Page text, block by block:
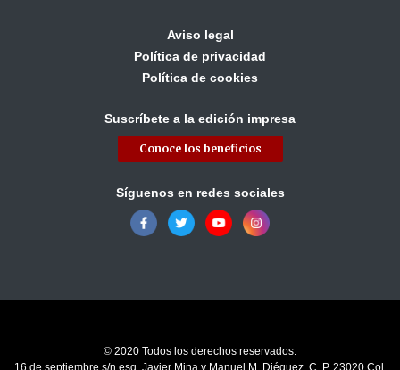
Aviso legal
Política de privacidad
Política de cookies
Suscríbete a la edición impresa
Conoce los beneficios
Síguenos en redes sociales
© 2020 Todos los derechos reservados.
16 de septiembre s/n esq. Javier Mina y Manuel M. Diéguez, C. P. 23020 Col.